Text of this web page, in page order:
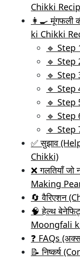
Chikki
👩‍🍳 मूंगफली
ki Chikki
🔹 Step
🔹 Step
🔹 Step
🔹 Step
🔹 Step
🔹 Step
🔹 Step
✅ सुझाव
Chikki)
❌ गलतियाँ
Making
🔄 वैरिएशन
🧠 हेल्थ
Moongfali
❓ FAQs
📝 निष्कर्ष